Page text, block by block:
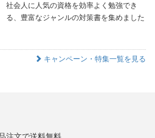
社会人に人気の資格を効率よく勉強でき
る、豊富なジャンルの対策書を集めました
キャンペーン・特集一覧を見る